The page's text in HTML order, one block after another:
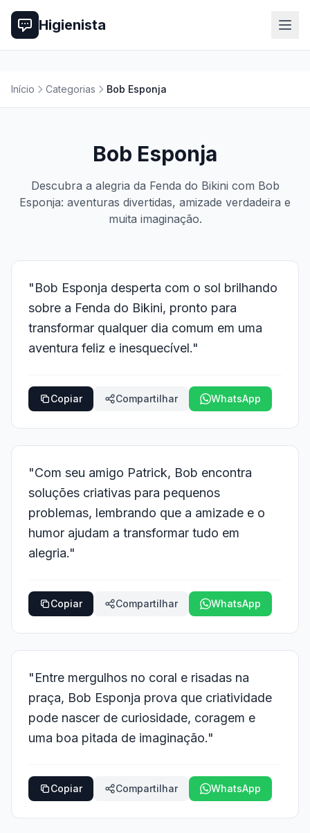
Higienista
Início Categorias Bob Esponja
Bob Esponja
Descubra a alegria da Fenda do Bikini com Bob
Esponja: aventuras divertidas, amizade verdadeira e
muita imaginação.
"Bob Esponja desperta com o sol brilhando
sobre a Fenda do Bikini, pronto para
transformar qualquer dia comum em uma
aventura feliz e inesquecível."
Copiar Compartilhar WhatsApp
"Com seu amigo Patrick, Bob encontra
soluções criativas para pequenos
problemas, lembrando que a amizade e o
humor ajudam a transformar tudo em
alegria."
Copiar Compartilhar WhatsApp
"Entre mergulhos no coral e risadas na
praça, Bob Esponja prova que criatividade
pode nascer de curiosidade, coragem e
uma boa pitada de imaginação."
Copiar Compartilhar WhatsApp